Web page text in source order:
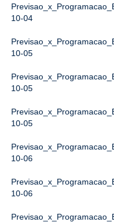
10-04
10-05
10-05
10-05
10-06
10-06